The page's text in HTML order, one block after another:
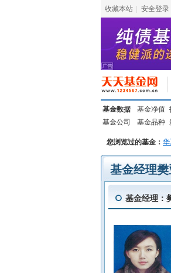
收藏本站 安全登录
基金数据 基金净值
基金公司
基金品种
您浏览过的基金： 华
基金经理
基金经理：